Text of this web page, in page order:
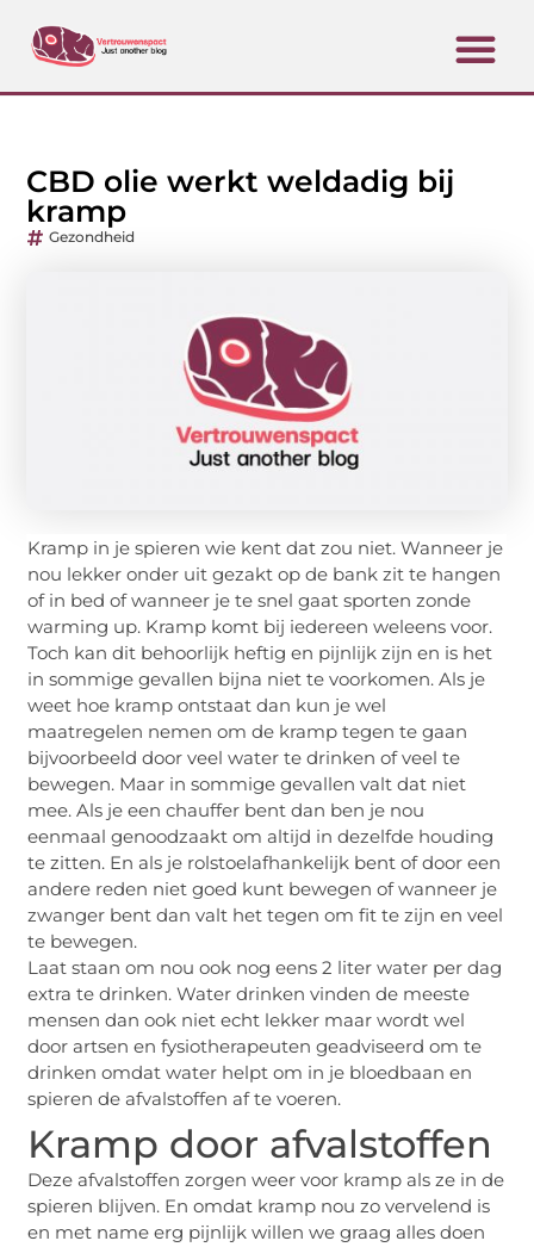
CBD olie werkt weldadig bij
kramp
Gezondheid
Kramp in je spieren wie kent dat zou niet. Wanneer je
nou lekker onder uit gezakt op de bank zit te hangen
of in bed of wanneer je te snel gaat sporten zonde
warming up. Kramp komt bij iedereen weleens voor.
Toch kan dit behoorlijk heftig en pijnlijk zijn en is het
in sommige gevallen bijna niet te voorkomen. Als je
weet hoe kramp ontstaat dan kun je wel
maatregelen nemen om de kramp tegen te gaan
bijvoorbeeld door veel water te drinken of veel te
bewegen. Maar in sommige gevallen valt dat niet
mee. Als je een chauffer bent dan ben je nou
eenmaal genoodzaakt om altijd in dezelfde houding
te zitten. En als je rolstoelafhankelijk bent of door een
andere reden niet goed kunt bewegen of wanneer je
zwanger bent dan valt het tegen om fit te zijn en veel
te bewegen.
Laat staan om nou ook nog eens 2 liter water per dag
extra te drinken. Water drinken vinden de meeste
mensen dan ook niet echt lekker maar wordt wel
door artsen en fysiotherapeuten geadviseerd om te
drinken omdat water helpt om in je bloedbaan en
spieren de afvalstoffen af te voeren.
Kramp door afvalstoffen
Deze afvalstoffen zorgen weer voor kramp als ze in de
spieren blijven. En omdat kramp nou zo vervelend is
en met name erg pijnlijk willen we graag alles doen